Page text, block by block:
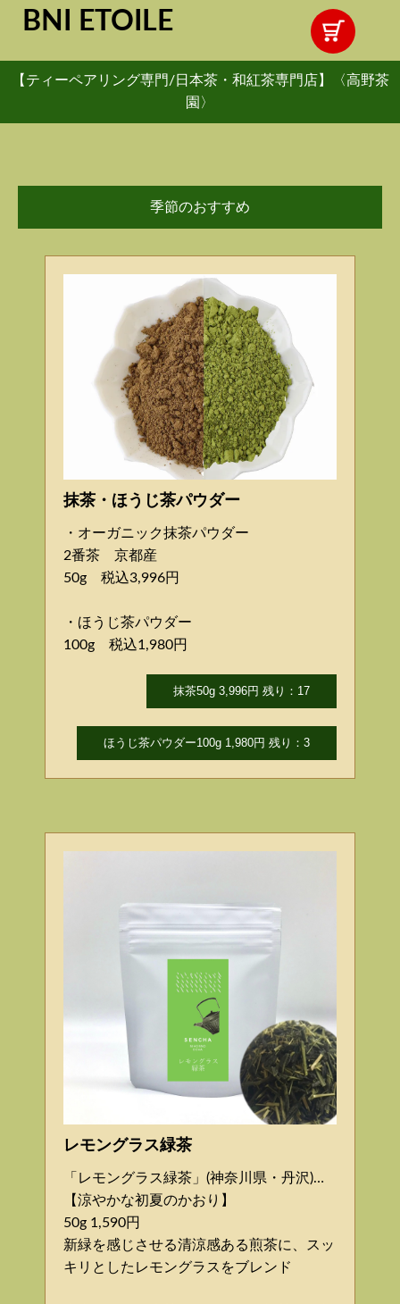
BNI ETOILE
【ティーペアリング専門/日本茶・和紅茶専門店】〈高野茶
園〉
季節のおすすめ
抹茶・ほうじ茶パウダー
・オーガニック抹茶パウダー
2番茶 京都産
50g 税込3,996円
・ほうじ茶パウダー
100g 税込1,980円
抹茶50g 3,996円 残り：17
ほうじ茶パウダー100g 1,980円 残り：3
レモングラス緑茶
「レモングラス緑茶」(神奈川県・丹沢)…
【涼やかな初夏のかおり】
50g 1,590円
新緑を感じさせる清涼感ある煎茶に、スッ
キリとしたレモングラスをブレンド